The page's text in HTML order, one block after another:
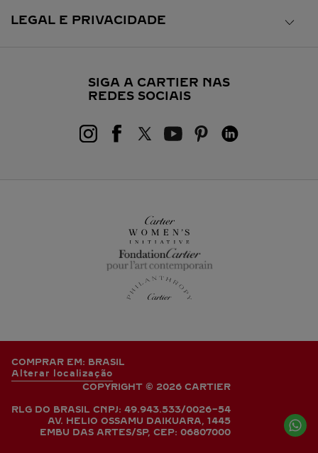
LEGAL E PRIVACIDADE
SIGA A CARTIER NAS
REDES SOCIAIS
COMPRAR EM: BRASIL
Alterar localização
COPYRIGHT © 2026 CARTIER
RLG DO BRASIL CNPJ: 49.943.533/0026-54
AV. HELIO OSSAMU DAIKUARA, 1445
EMBU DAS ARTES/SP, CEP: 06807000